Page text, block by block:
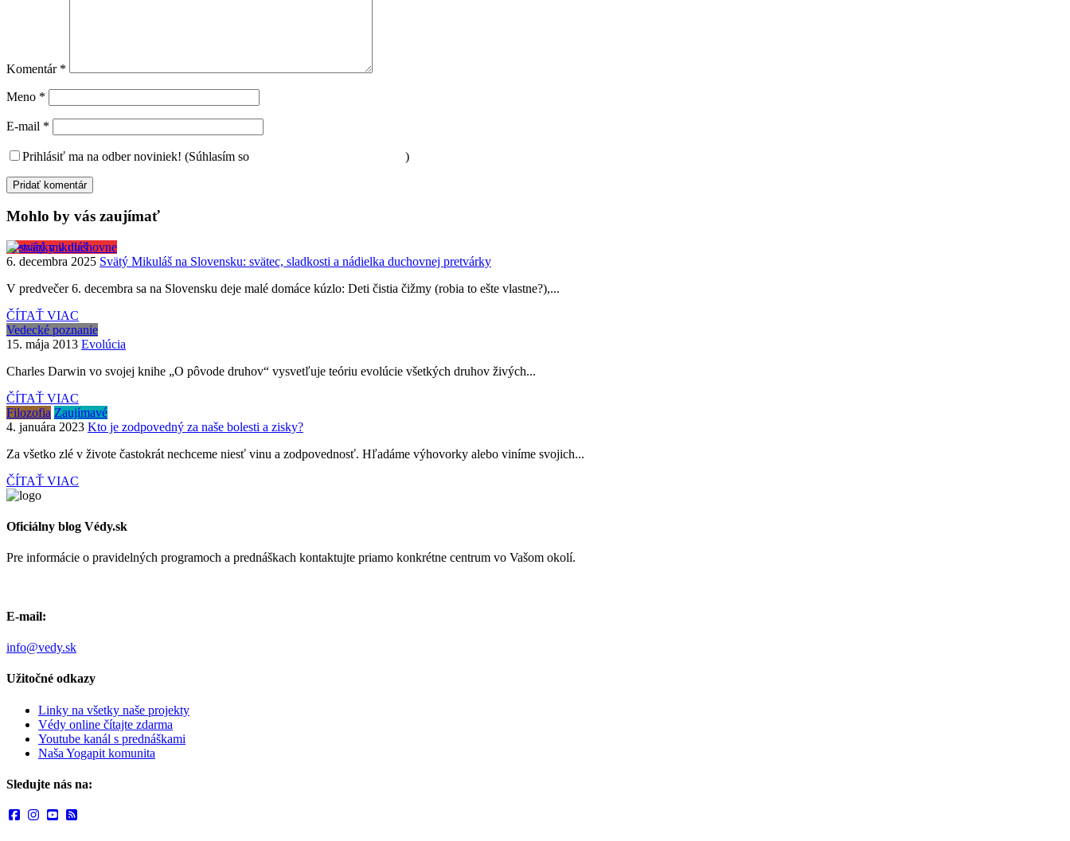
Komentár *
Meno *
E-mail *
Prihlásiť ma na odber noviniek! (Súhlasím so )
Mohlo by vás zaujímať
Pretvárky v duchovne
6. decembra 2025 Svätý Mikuláš na Slovensku: svätec, sladkosti a nádielka duchovnej pretvárky
V predvečer 6. decembra sa na Slovensku deje malé domáce kúzlo: Deti čistia čižmy (robia to ešte vlastne?),...
ČÍTAŤ VIAC
Vedecké poznanie
15. mája 2013 Evolúcia
Charles Darwin vo svojej knihe „O pôvode druhov“ vysvetľuje teóriu evolúcie všetkých druhov živých...
ČÍTAŤ VIAC
Filozofia Zaujímavé
4. januára 2023 Kto je zodpovedný za naše bolesti a zisky?
Za všetko zlé v živote častokrát nechceme niesť vinu a zodpovednosť. Hľadáme výhovorky alebo viníme svojich...
ČÍTAŤ VIAC
Oficiálny blog Védy.sk
Pre informácie o pravidelných programoch a prednáškach kontaktujte priamo konkrétne centrum vo Vašom okolí.
E-mail:
info@vedy.sk
Užitočné odkazy
Linky na všetky naše projekty
Védy online čítajte zdarma
Youtube kanál s prednáškami
Naša Yogapit komunita
Sledujte nás na: